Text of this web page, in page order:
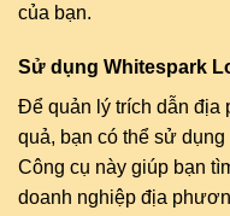
của bạn.
Sử dụng Whitespark
Để quản lý trích dẫn địa
quả, bạn có thể sử
Công cụ này giúp bạn
doanh nghiệp địa